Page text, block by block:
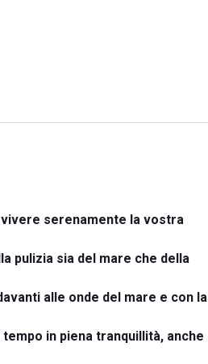
serenamente la vostra
pulizia sia del mare che della
alle onde del mare e con la
in piena tranquillità, anche